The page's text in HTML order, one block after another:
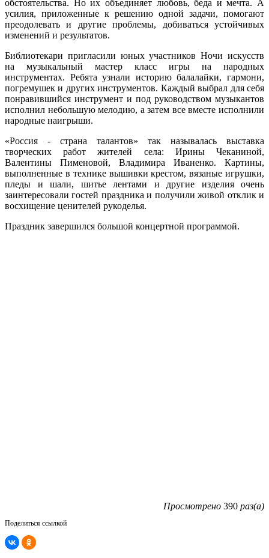
обстоятельства. Но их объединяет любовь, беда и мечта. А
усилия, приложенные к решению одной задачи, помогают
преодолевать и другие проблемы, добиваться устойчивых
изменений и результатов.
Библиотекари пригласили юных участников Ночи искусств
на музыкальный мастер класс игры на народных
инструментах. Ребята узнали историю балалайки, гармони,
погремушек и других инструментов. Каждый выбрал для себя
понравившийся инструмент и под руководством музыкантов
исполнил небольшую мелодию, а затем все вместе исполнили
народные наигрыши.
«Россия - страна талантов» так называлась выставка
творческих работ жителей села: Ирины Чеканиной,
Валентины Пименовой, Владимира Иваненко. Картины,
выполненные в технике вышивки крестом, вязаные игрушки,
пледы и шали, шитье лентами и другие изделия очень
заинтересовали гостей праздника и получили живой отклик и
восхищение ценителей рукоделья.
Праздник завершился большой концертной программой.
Просмотрено 390 раз(а)
Поделиться ссылкой